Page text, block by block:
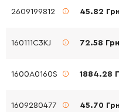
2609199812 45.82 Грн
160111C3KJ 72.58 Грн
1600A0160S 1884.28
1609280477 45.70 Грн